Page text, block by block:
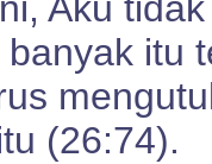
Aku
itu
(26:74).